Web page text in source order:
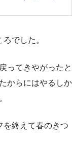
でした。
ってきやがったと
からにはやるしか
を終えて春のきつ